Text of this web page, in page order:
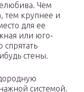
Чем
тем крупнее и
для ее
или юго-
спрятать
стены.
системой.